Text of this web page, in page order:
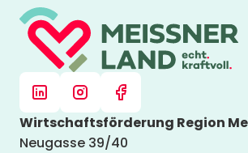
Wirtschaftsförderung Region
Neugasse 39/40